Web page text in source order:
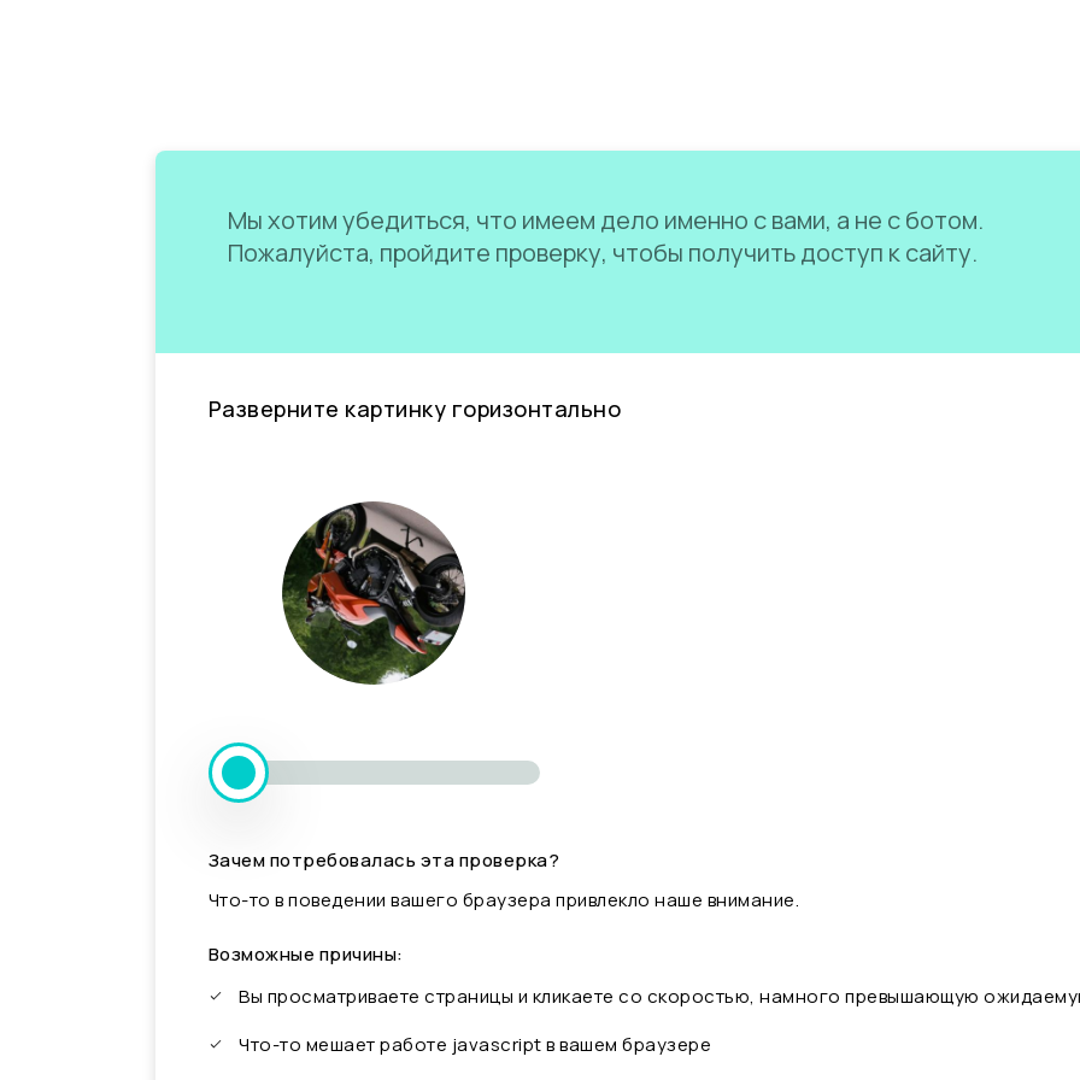
Мы хотим убедиться, что имеем дело именно с вами, а не с ботом.
Пожалуйста, пройдите проверку, чтобы получить доступ к сайту.
Разверните картинку горизонтально
Зачем потребовалась эта проверка?
Что-то в поведении вашего браузера привлекло наше внимание.
Возможные причины:
Вы просматриваете страницы и кликаете со скоростью, намного превышающую
Что-то мешает работе javascript в вашем браузере